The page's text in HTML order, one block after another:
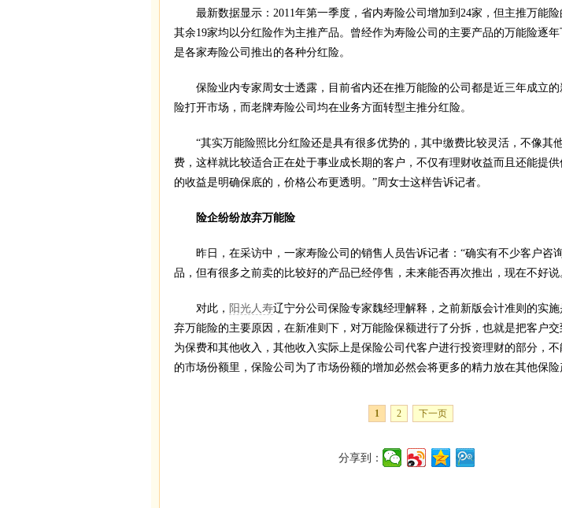
最新数据显示：2011年第一季度，省内寿险公司增加到24家，但主推万能险
其余19家均以分红险作为主推产品。曾经作为寿险公司的主要产品的万能险逐
是各家寿险公司推出的各种分红险。
保险业内专家周女士透露，目前省内还在推万能险的公司都是近三年成立的
险打开市场，而老牌寿险公司均在业务方面转型主推分红险。
“其实万能险照比分红险还是具有很多优势的，其中缴费比较灵活，不像其
费，这样就比较适合正在处于事业成长期的客户，不仅有理财收益而且还能提
的收益是明确保底的，价格公布更透明。”周女士这样告诉记者。
险企纷纷放弃万能险
昨日，在采访中，一家寿险公司的销售人员告诉记者：“确实有不少客户咨
品，但有很多之前卖的比较好的产品已经停售，未来能否再次推出，现在不好说
对此， 阳光人寿辽宁分公司保险专家魏经理解释，之前新版会计准则的实
弃万能险的主要原因，在新准则下，对万能险保额进行了分拆，也就是把客户
为保费和其他收入，其他收入实际上是保险公司代客户进行投资理财的部分，
的市场份额里，保险公司为了市场份额的增加必然会将更多的精力放在其他保险
1 2 下一页
分享到：